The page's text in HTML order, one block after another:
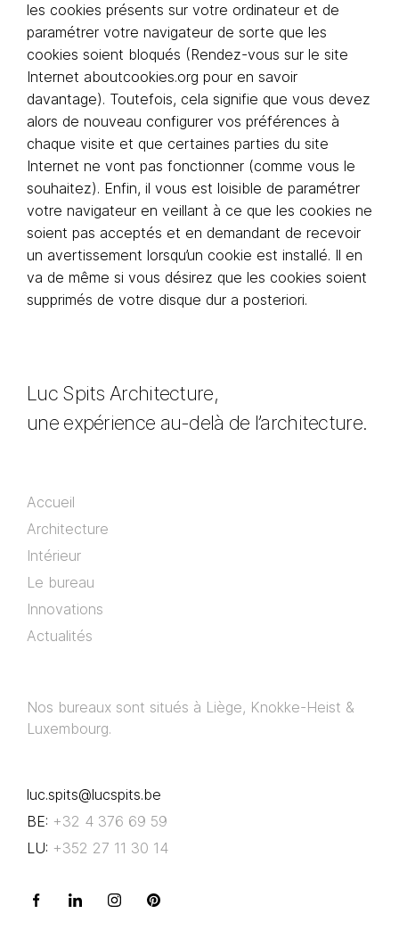
les cookies présents sur votre ordinateur et de
paramétrer votre navigateur de sorte que les
cookies soient bloqués (Rendez-vous sur le site
Internet aboutcookies.org pour en savoir
davantage). Toutefois, cela signifie que vous devez
alors de nouveau configurer vos préférences à
chaque visite et que certaines parties du site
Internet ne vont pas fonctionner (comme vous le
souhaitez). Enfin, il vous est loisible de paramétrer
votre navigateur en veillant à ce que les cookies ne
soient pas acceptés et en demandant de recevoir
un avertissement lorsqu’un cookie est installé. Il en
va de même si vous désirez que les cookies soient
supprimés de votre disque dur a posteriori.
Luc Spits Architecture,
une expérience au-delà de l’architecture.
Accueil
Architecture
Intérieur
Le bureau
Innovations
Actualités
Nos bureaux sont situés à Liège, Knokke-Heist &
Luxembourg.
luc.spits@lucspits.be
BE: +32 4 376 69 59
LU: +352 27 11 30 14